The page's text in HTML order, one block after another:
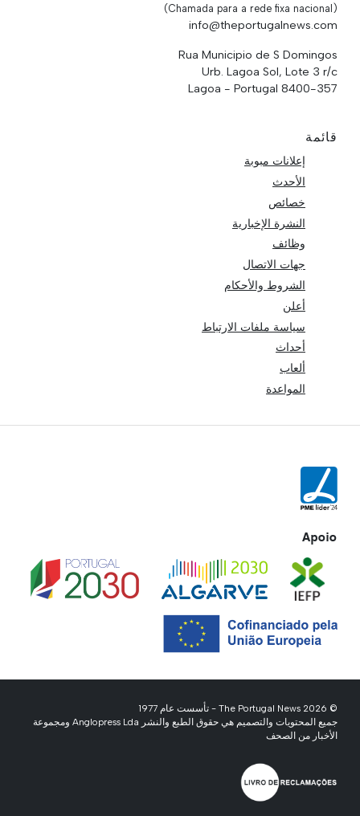
(Chamada para a rede fixa nacional)
info@theportugalnews.com
Rua Municipio de S Domingos
Urb. Lagoa Sol, Lote 3 r/c
8400-357 Lagoa - Portugal
قائمة
إعلانات مبوبة
الأحدث
خصائص
النشرة الإخبارية
وظائف
جهات الاتصال
الشروط والأحكام
أعلن
سياسة ملفات الارتباط
أحداث
ألعاب
المواعدة
Apoio
© 2026 The Portugal News - تأسست عام 1977
جميع المحتويات والتصميم هي حقوق الطبع والنشر Anglopress Lda ومجموعة
الأخبار من الصحف